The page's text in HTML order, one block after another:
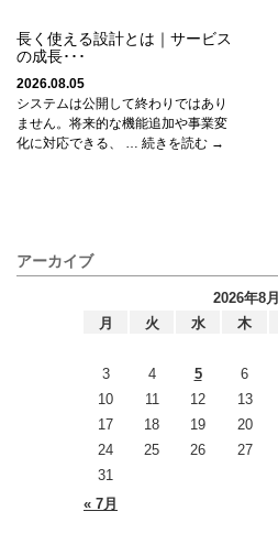
長く使える設計とは｜サービス
の成長･･･
2026.08.05
システムは公開して終わりではあり
ません。将来的な機能追加や事業変
化に対応できる、 … 続きを読む →
アーカイブ
2026年8月
月
火 水 木
« 7月
3
4 5 6
10
11 12 13
17
18 19 20
24
25 26 27
31